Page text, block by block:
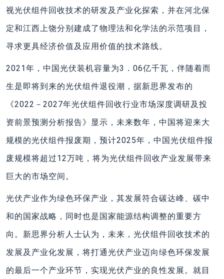
视光伏组件回收技术的研发及产业化探索，并在河北保
定和江西上饶分别建成了物理法和化学法的示范项目，
寻求更具经济价值及应用价值的技术路线。
2021年，中国光伏装机容量为3．06亿千瓦，伴随着而
生是即将到来的光伏组件退役潮，据新思界发布的
《2022－2027年光伏组件回收行业市场深度调研及投
资前景预测分析报告》显示，未来数年，中国将迎来大
规模的光伏组件报废期，预计2025年，中国光伏组件报
废规模将超过12万吨，将为光伏组件回收产业发展带来
巨大的市场空间。
光伏产业作为绿色环保产业，其发展符合碳达峰、碳中
和的国家战略，同时也是国家能源结构调整的重要方
向。新思界分析人士认为，未来，光伏组件回收技术的
发展及产业化发展，将打通光伏产业迈向绿色环保发展
的最后一个产业环节，实现光伏产业的良性发展。就目